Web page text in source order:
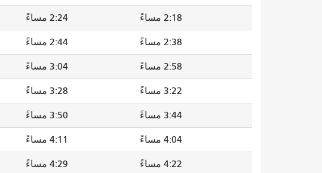
2:18 مساءً 2:24 مساءً
2:38 مساءً 2:44 مساءً
2:58 مساءً 3:04 مساءً
3:22 مساءً 3:28 مساءً
3:44 مساءً 3:50 مساءً
4:04 مساءً 4:11 مساءً
4:22 مساءً 4:29 مساءً